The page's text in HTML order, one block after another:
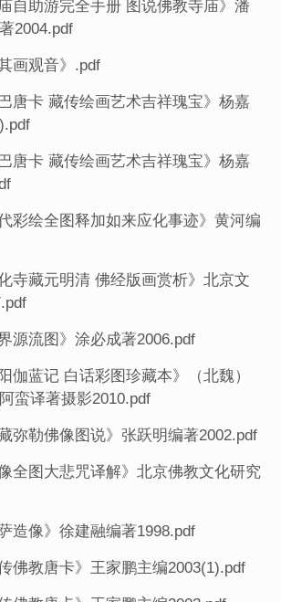
自助游完全手册 图说佛教寺庙》潘
2004.pdf
画观音》.pdf
唐卡 藏传绘画艺术吉祥瑰宝》杨嘉
唐卡 藏传绘画艺术吉祥瑰宝》杨嘉
彩绘全图释加如来应化事迹》黄河编
寺藏元明清 佛经版画赏析》北京文
源流图》涂必成著2006.pdf
伽蓝记 白话彩图珍藏本》（北魏）
蛮译著摄影2010.pdf
弥勒佛像图说》张跃明编著2002.pdf
全图大悲咒译解》北京佛教文化研究
造像》徐建融编著1998.pdf
佛教唐卡》王家鹏主编2003(1).pdf